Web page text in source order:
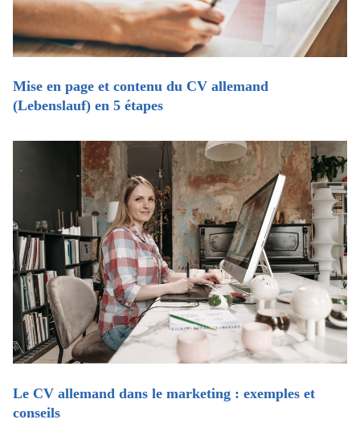
Mise en page et contenu du CV allemand
(Lebenslauf) en 5 étapes
Le CV allemand dans le marketing : exemples et
conseils